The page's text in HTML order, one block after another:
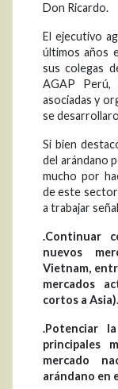
Don Ricardo.
El ejecutivo
últimos años
sus colegas
AGAP Perú,
asociadas y
se
Si bien
del arándano
mucho por
de este sector
a trabajar
.Continuar
nuevos
Vietnam,
mercados
cortos a Asia).
.Potenciar
principales
mercado
arándano en